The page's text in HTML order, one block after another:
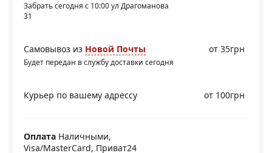
Забрать сегодня с 10:00 ул Драгоманова
31
Самовывоз из Новой Почты
Будет передан в службу доставки сегодня
от 35грн
Курьер по вашему адрессу от 100грн
Оплата Наличными,
Visa/MasterCard, Приват24